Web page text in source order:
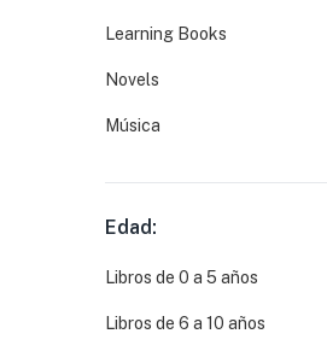
Learning Books
Novels
Música
Edad:
Libros de 0 a 5 años
Libros de 6 a 10 años